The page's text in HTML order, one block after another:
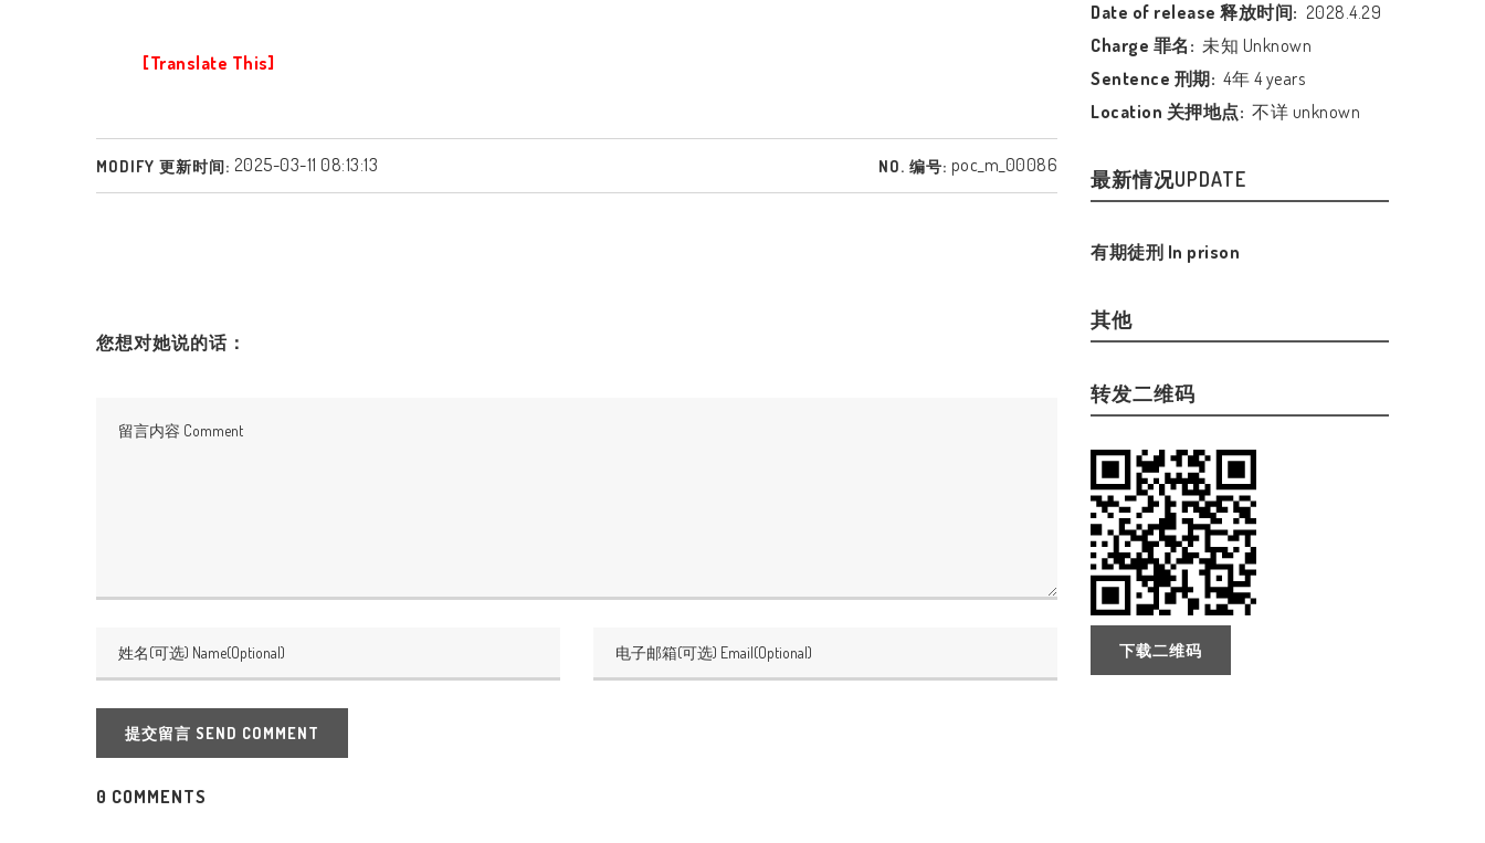
[Translate This]
MODIFY 更新时间: 2025-03-11 08:13:13 NO. 编号: poc_m_00086
您想对她说的话：
提交留言 SEND COMMENT
0 COMMENTS
Date of release 释放时间: 2028.4.29
Charge 罪名: 未知 Unknown
Sentence 刑期: 4年 4 years
Location 关押地点: 不详 unknown
最新情况UPDATE
有期徒刑 In prison
其他
转发二维码
下载二维码